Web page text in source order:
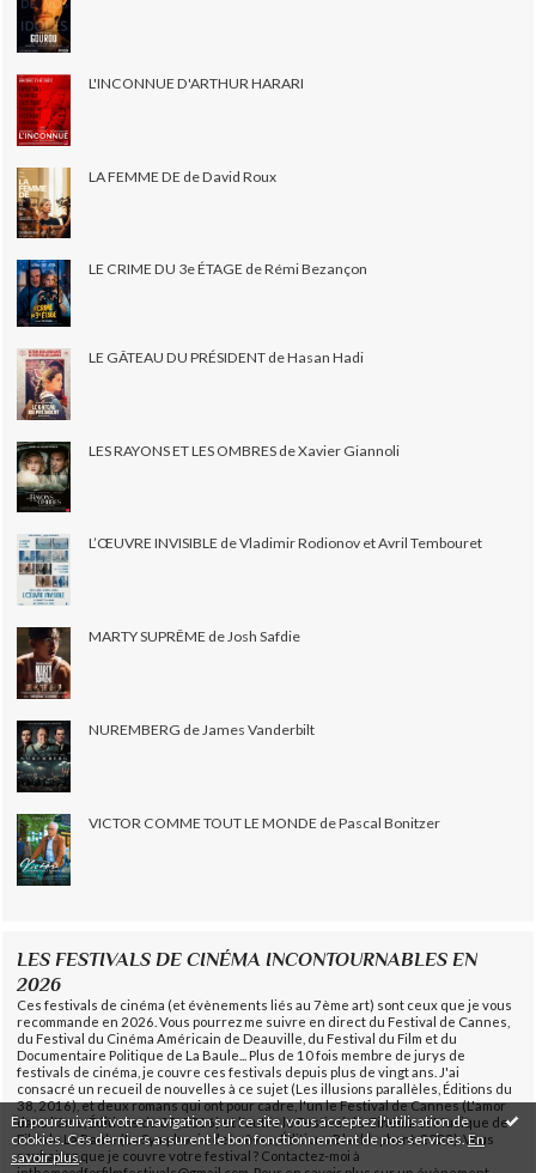
En poursuivant votre navigation sur ce site, vous acceptez l'utilisation de
cookies. Ces derniers assurent le bon fonctionnement de nos services.En
savoir plus .
L'INCONNUE D'ARTHUR HARARI
LA FEMME DE de David Roux
LE CRIME DU 3e ÉTAGE de Rémi Bezançon
LE GÂTEAU DU PRÉSIDENT de Hasan Hadi
LES RAYONS ET LES OMBRES de Xavier Giannoli
L’ŒUVRE INVISIBLE de Vladimir Rodionov et Avril Tembouret
MARTY SUPRÊME de Josh Safdie
NUREMBERG de James Vanderbilt
VICTOR COMME TOUT LE MONDE de Pascal Bonitzer
LES FESTIVALS DE CINÉMA INCONTOURNABLES EN
2026
Ces festivals de cinéma (et évènements liés au 7ème art) sont ceux que je vous
recommande en 2026. Vous pourrez me suivre en direct du Festival de Cannes,
du Festival du Cinéma Américain de Deauville, du Festival du Film et du
Documentaire Politique de La Baule... Plus de 10 fois membre de jurys de
festivals de cinéma, je couvre ces festivals depuis plus de vingt ans. J'ai
consacré un recueil de nouvelles à ce sujet (Les illusions parallèles, Éditions du
38, 2016), et deux romans qui ont pour cadre, l'un le Festival de Cannes (L'amor
dans l'âme, Éditions du 38, 2016) et l'autre le Festival du Cinéma et Musique de
Film de La Baule (La Symphonie des rêves, Éditions Blacklephant, 2023). Vous
souhaitez que je couvre votre festival ? Contactez-moi à